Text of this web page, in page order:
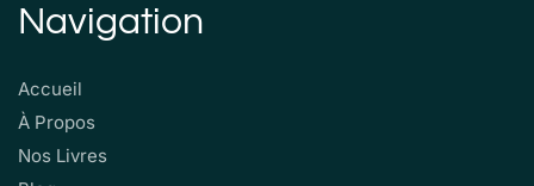
Navigation
Accueil
À Propos
Nos Livres